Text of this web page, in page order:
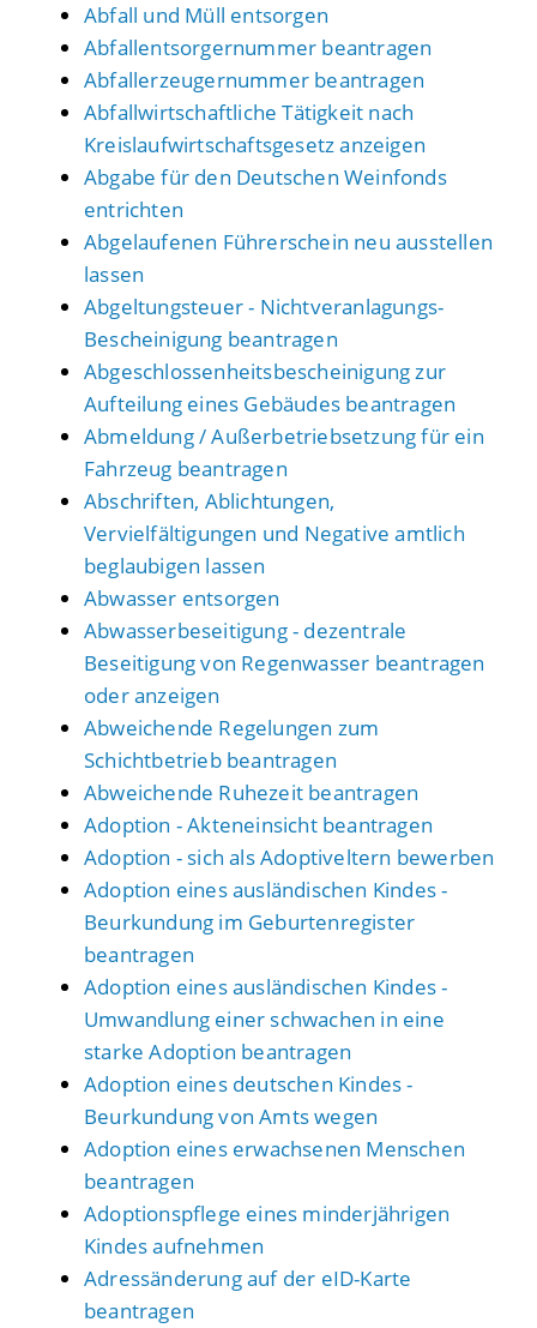
Abfall und Müll entsorgen
Abfallentsorgernummer beantragen
Abfallerzeugernummer beantragen
Abfallwirtschaftliche Tätigkeit nach
Kreislaufwirtschaftsgesetz anzeigen
Abgabe für den Deutschen Weinfonds
entrichten
Abgelaufenen Führerschein neu ausstellen
lassen
Abgeltungsteuer - Nichtveranlagungs-
Bescheinigung beantragen
Abgeschlossenheitsbescheinigung zur
Aufteilung eines Gebäudes beantragen
Abmeldung / Außerbetriebsetzung für ein
Fahrzeug beantragen
Abschriften, Ablichtungen,
Vervielfältigungen und Negative amtlich
beglaubigen lassen
Abwasser entsorgen
Abwasserbeseitigung - dezentrale
Beseitigung von Regenwasser beantragen
oder anzeigen
Abweichende Regelungen zum
Schichtbetrieb beantragen
Abweichende Ruhezeit beantragen
Adoption - Akteneinsicht beantragen
Adoption - sich als Adoptiveltern bewerben
Adoption eines ausländischen Kindes -
Beurkundung im Geburtenregister
beantragen
Adoption eines ausländischen Kindes -
Umwandlung einer schwachen in eine
starke Adoption beantragen
Adoption eines deutschen Kindes -
Beurkundung von Amts wegen
Adoption eines erwachsenen Menschen
beantragen
Adoptionspflege eines minderjährigen
Kindes aufnehmen
Adressänderung auf der eID-Karte
beantragen